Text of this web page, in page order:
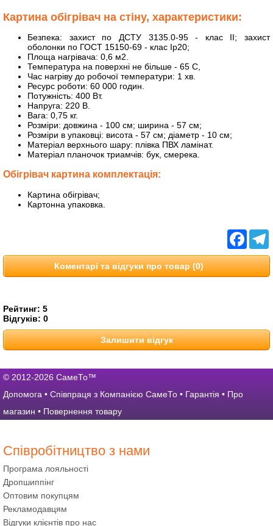
Картина обігрівач на стіну, характеристики:
Безпека: захист по ДСТУ 3135.0-95 - клас II; захист
оболонки по ГОСТ 15150-69 - клас Ip20;
Площа нагрівача: 0,6 м2.
Температура на поверхні не більше - 65 С,
Час нагріву до робочої температури: 1 хв.
Ресурс роботи: 60 000 годин.
Потужність: 400 Вт.
Напруга: 220 В.
Вага: 0,75 кг.
Розміри: довжина - 100 см; ширина - 57 см;
Розміри в упаковці: висота - 57 см; діаметр - 10 см;
Матеріал верхнього шару: плівка ПВХ ламінат.
Матеріал планочок триамчів: бук, смерека.
Обігрівач картина комплектація:
Картина обігрівач;
Картонна упаковка.
Коментарі та відгуки про товар (0)
Рейтинг: 5
Відгуків: 0
Залишити відгук
© 2012-2026 СамеТо™
Допомога • Співпраця з Компанією СамеТо • Гарантія • Про
магазин • Повернення товару
Співробітництво з нами
Програма лояльності
Дропшиппінг
Оптовим покупцям
Рекламодавцям
Відгуки клієнтів про нас